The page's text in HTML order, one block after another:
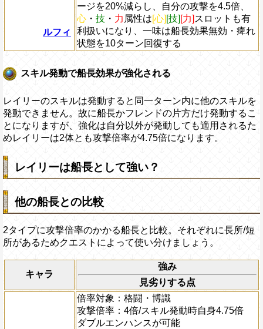
ルフィ
ージを20%減らし、自分の攻撃を4.5倍、
心 ・ 技 ・ 力 属性は[心] [技] [力] スロットも有
利扱いになり、一味は船長効果無効・痺れ
状態を10ターン回復する
スキル発動で船長効果が強化される
レイリーのスキルは発動すると同一ターン内に他のスキルを
発動できません。故に船長かフレンドの片方だけ発動するこ
とになりますが、強化は自分以外が発動しても適用されるた
めレイリーは2体とも攻撃倍率が4.75倍になります。
レイリーは船長として強い？
他の船長との比較
2タイプに攻撃倍率のかかる船長と比較。それぞれに長所/短
所があるためクエストによって使い分けましょう。
キャラ
強み
見劣りする点
倍率対象：格闘・博識
攻撃倍率：4倍/スキル発動時自身4.75倍
ダブルエンハンスが可能